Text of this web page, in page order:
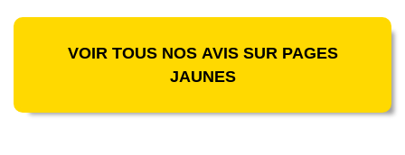
VOIR TOUS NOS AVIS SUR PAGES
JAUNES